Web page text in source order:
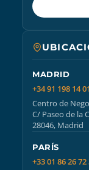
MADRID
+34 91 198 14 01
Centro de
C/ Paseo de la
28046, Madrid
PARÍS
+33 01 86 26 72